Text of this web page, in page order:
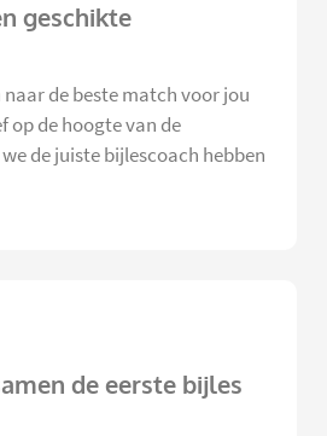
geschikte
naar de beste match voor jou
op de hoogte van de
de juiste bijlescoach hebben
de eerste bijles